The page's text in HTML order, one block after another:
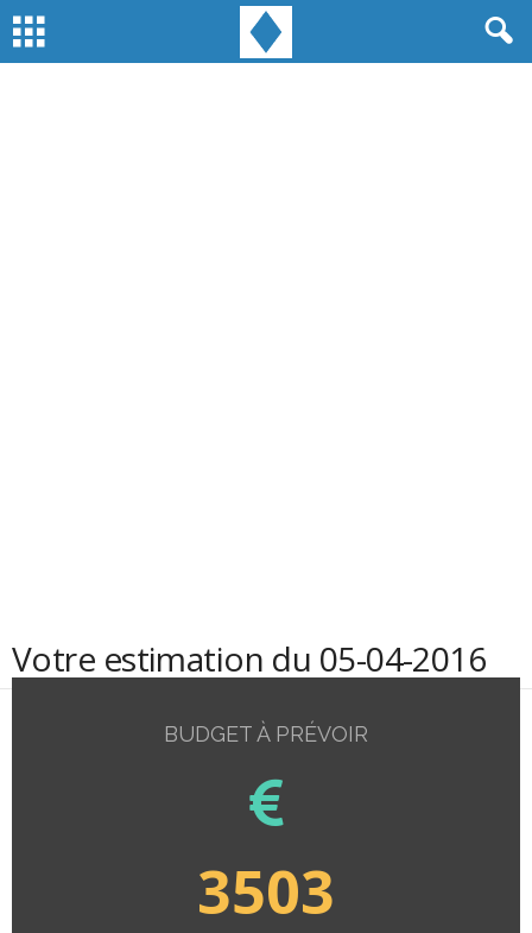
Votre estimation du 05-04-2016
BUDGET À PRÉVOIR
3503